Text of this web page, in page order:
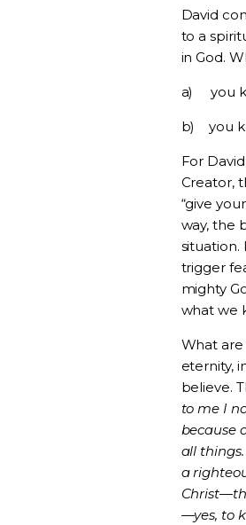
David
to a
in God.
a) you
b) you
For
Creator,
“give
way, the
situation.
trigger
mighty
what we
What
eternity,
believe.
to me I
because
all
a
—yes, to